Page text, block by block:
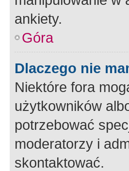
ankiety.
Góra
Dlaczego nie
Niektóre fora
użytkowników
potrzebować
moderatorzy i
skontaktować.